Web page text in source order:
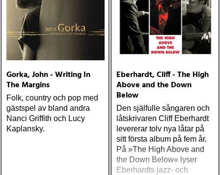
Sound) Matraca Berg The
Dreaming Fields (Dualtone)
Amos Lee Mission Bell
(Blue Note) Lucinda
Williams Blessed (Lost
Highway) Various The
1973 (Kent) Steve Earle I’ll
Never Get Out Of This
World Alive (New West) OK
Star Orchestra The Beat
and the Melody (Rootsy)
Chip Taylor Rock and Roll
Joe (Trainwreck) Israel
Nash Gripka Barn Doors &
Concrete Floors
(Continental Song City)
Gorka, John - Writing In
The Margins
Folk, country och pop med
gästspel av bland andra
Nanci Griffith och Lucy
Kaplansky.
Eberhardt, Cliff - The High
Above and the Down
Below
Den själfulle sångaren och
låtskrivaren Cliff Eberhardt
levererar tolv nya låtar på
sitt första album på fem år.
På »The High Above and
the Down Below« lyser
Eberhardts jazz- och